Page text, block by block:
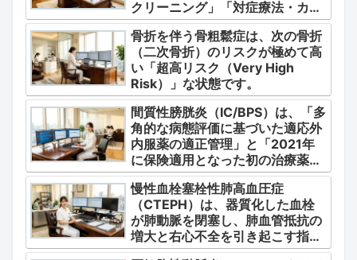
クリーニング」「対症療法・カク
テル療法の適正使用」「画期的な
新薬・DDSの動向」の3つの軸か
ら整理します。
骨折を伴う骨粗鬆症は、次の骨折
（二次骨折）のリスクが極めて高
い「超高リスク（Very High
Risk）」な状態です。
間質性膀胱炎（IC/BPS）は、「多
角的な病態評価に基づいた適応外
内服薬の適正管理」と「2021年
に保険適用となった初の治療薬で
あるジメチルスルホキシド
（DMSO）の安全かつ確実な調
剤・運用」に集約されます。
慢性血栓塞栓性肺高血圧症
（CTEPH）は、器質化した血栓
が肺動脈を閉塞し、肺血管抵抗の
増大と右心不全を引き起こす指定
難病（第4群肺高血圧症）です。